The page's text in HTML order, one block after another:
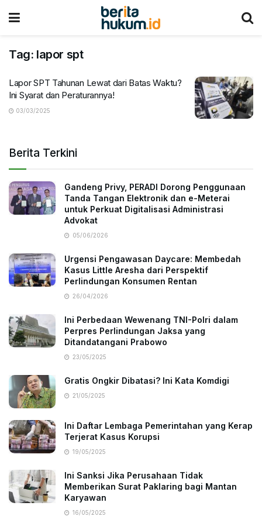
Tag: lapor spt
Lapor SPT Tahunan Lewat dari Batas Waktu?
Ini Syarat dan Peraturannya!
03/03/2025
Berita Terkini
Gandeng Privy, PERADI Dorong Penggunaan
Tanda Tangan Elektronik dan e-Meterai
untuk Perkuat Digitalisasi Administrasi
Advokat
05/06/2026
Urgensi Pengawasan Daycare: Membedah
Kasus Little Aresha dari Perspektif
Perlindungan Konsumen Rentan
26/04/2026
Ini Perbedaan Wewenang TNI-Polri dalam
Perpres Perlindungan Jaksa yang
Ditandatangani Prabowo
23/05/2025
Gratis Ongkir Dibatasi? Ini Kata Komdigi
21/05/2025
Ini Daftar Lembaga Pemerintahan yang Kerap
Terjerat Kasus Korupsi
19/05/2025
Ini Sanksi Jika Perusahaan Tidak
Memberikan Surat Paklaring bagi Mantan
Karyawan
16/05/2025